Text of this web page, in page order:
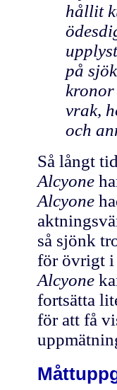
hållit
på
kronor
vrak,
och
Så långt
Alcyone
Alcyone
så sjönk
för övrigt i
Alcyone
fortsätta
för att få